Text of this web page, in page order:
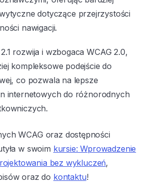
dotyczące przejrzystości
nawigacji.
rozwija i wzbogaca WCAG 2.0,
kompleksowe podejście do
co pozwala na lepsze
internetowych do różnorodnych
WCAG oraz dostępności
w swoim kursie: Wprowadzenie
bez wykluczeń,
oraz do kontaktu!